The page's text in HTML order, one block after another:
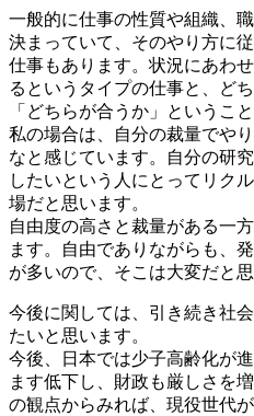
一般的に仕事の性質や組織、
決まっていて、そのやり方に
仕事もあります。状況にあわ
るというタイプの仕事と、ど
「どちらが合うか」というこ
私の場合は、自分の裁量でや
なと感じています。自分の研
したいという人にとってリク
場だと思います。
自由度の高さと裁量がある一
ます。自由でありながらも、
が多いので、そこは大変だと思
今後に関しては、引き続き社
たいと思います。
今後、日本では少子高齢化が
ます低下し、財政も厳しさを
の観点からみれば、現役世代